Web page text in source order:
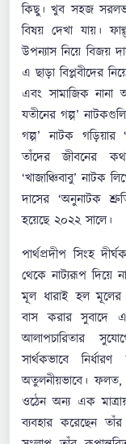
কিছু। খুব সহজ
বিষয় দেখা যায়।
উপন্যাস নিয়ে বিজয়
এ ছাড়া বিপ্লবীদের
এবং সামাজিক
যতীনের গল্প’
গল্প’ নাটক গড়িয়ার
তাঁদের জীবনের
‘খাজাঞ্চিবাবু’ নাটক
দাসের ‘অনুনাটক
হয়েছে ২০২২ সালে।
পার্থপ্রদীপ সিংহ
থেকে নাট্যরূপ দিয়ে
মূল ধারাই হল মূলের
বাস করার সুবাদে
আলাপচারিতার
সার্থকভাবে
অতুলনীয়ভাবে। ফলত,
ওঠেন অন্য এক
ব্যবহার করেছেন